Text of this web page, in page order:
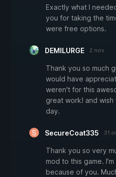
Exactly what I
you for taking the
were free options.
DEMILURGE 2 nov
Thank you so much
would have
weren't for this
great work! and
day.
SecureCoat335 31
Thank you so very
mod to this game.
because of you.